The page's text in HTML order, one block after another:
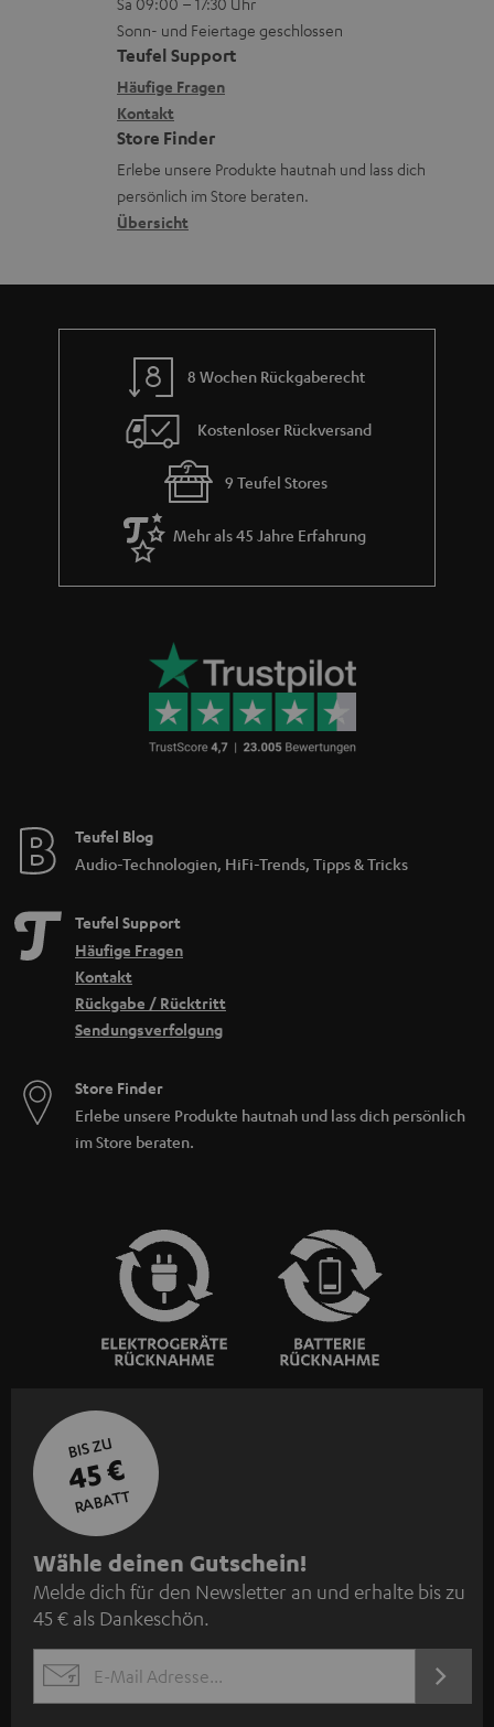
u
r
G
a
r
a
n
i
e
ä
t
e
R
ü
c
k
a
h
m
L
e
x
i
k
o
n
t
a
k
t
d
a
t
n
Sonn- und Feiertage geschlossen
Teufel Support
Häufige Fragen
Kontakt
Store Finder
Erlebe unsere Produkte hautnah und lass dich
persönlich im Store beraten.
Übersicht
8 Wochen Rückgaberecht
Kostenloser Rückversand
9 Teufel Stores
Mehr als 45 Jahre Erfahrung
Teufel Blog
Audio-Technologien, HiFi-Trends, Tipps & Tricks
Teufel Support
Häufige Fragen
Kontakt
Rückgabe / Rücktritt
Sendungsverfolgung
Store Finder
Erlebe unsere Produkte hautnah und lass dich persönlich
im Store beraten.
BIS ZU
45 €
RABATT
N
e
w
s
l
Wähle deinen Gutschein!
Melde dich für den Newsletter an und erhalte bis zu
45 € als Dankeschön.
EMAIL
JETZT